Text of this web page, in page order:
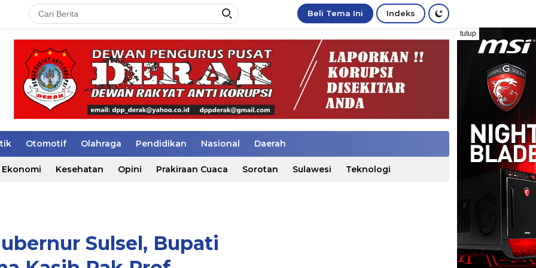
Beli Tema Ini Indeks
tutup
Otomotif Olahraga Pendidikan Nasional Daerah
Ekonomi Kesehatan Opini Prakiraan Cuaca Sorotan Sulawesi Teknologi
Sulsel, Bupati